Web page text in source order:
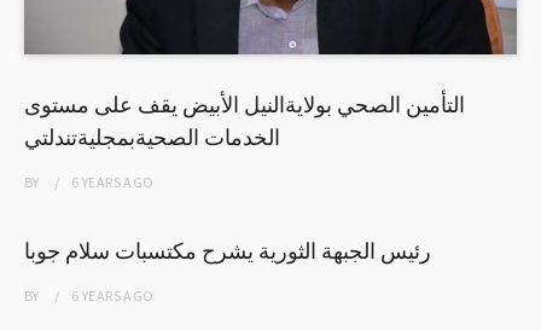
التأمين الصحي بولايةالنيل الأبيض يقف على مستوى
الخدمات الصحيةبمجليةتندلتي
BY 6 YEARSAGO
رئيس الجبهة الثورية يشرح مكتسبات سلام جوبا
BY 6 YEARSAGO